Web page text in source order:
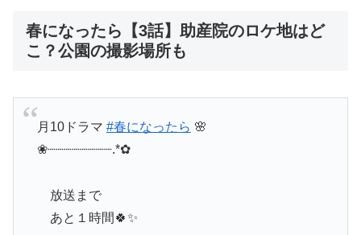
春になったら【3話】助産院のロケ地はど
こ？公園の撮影場所も
月10ドラマ #春になったら 🌸
❀┈┈┈┈┈┈┈┈.*✿
放送まで
あと１時間🍀✨